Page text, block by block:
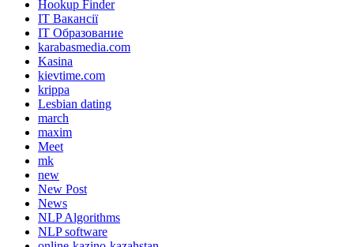
Hookup Finder
IT Вакансії
IT Образование
karabasmedia.com
Kasina
kievtime.com
krippa
Lesbian dating
march
maxim
Meet
mk
new
New Post
News
NLP Algorithms
NLP software